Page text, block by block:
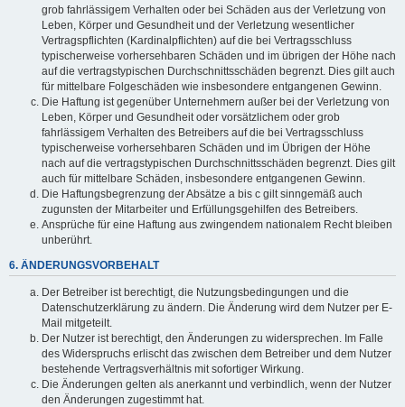
grob fahrlässigem Verhalten oder bei Schäden aus der Verletzung von
Leben, Körper und Gesundheit und der Verletzung wesentlicher
Vertragspflichten (Kardinalpflichten) auf die bei Vertragsschluss
typischerweise vorhersehbaren Schäden und im übrigen der Höhe nach
auf die vertragstypischen Durchschnittsschäden begrenzt. Dies gilt auch
für mittelbare Folgeschäden wie insbesondere entgangenen Gewinn.
Die Haftung ist gegenüber Unternehmern außer bei der Verletzung von
Leben, Körper und Gesundheit oder vorsätzlichem oder grob
fahrlässigem Verhalten des Betreibers auf die bei Vertragsschluss
typischerweise vorhersehbaren Schäden und im Übrigen der Höhe
nach auf die vertragstypischen Durchschnittsschäden begrenzt. Dies gilt
auch für mittelbare Schäden, insbesondere entgangenen Gewinn.
Die Haftungsbegrenzung der Absätze a bis c gilt sinngemäß auch
zugunsten der Mitarbeiter und Erfüllungsgehilfen des Betreibers.
Ansprüche für eine Haftung aus zwingendem nationalem Recht bleiben
unberührt.
6. ÄNDERUNGSVORBEHALT
Der Betreiber ist berechtigt, die Nutzungsbedingungen und die
Datenschutzerklärung zu ändern. Die Änderung wird dem Nutzer per E-
Mail mitgeteilt.
Der Nutzer ist berechtigt, den Änderungen zu widersprechen. Im Falle
des Widerspruchs erlischt das zwischen dem Betreiber und dem Nutzer
bestehende Vertragsverhältnis mit sofortiger Wirkung.
Die Änderungen gelten als anerkannt und verbindlich, wenn der Nutzer
den Änderungen zugestimmt hat.